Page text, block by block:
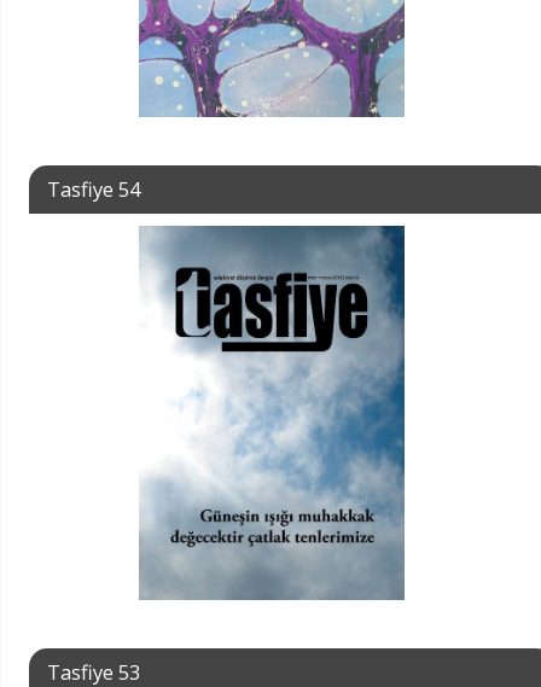
Tasfiye 54
Tasfiye 53